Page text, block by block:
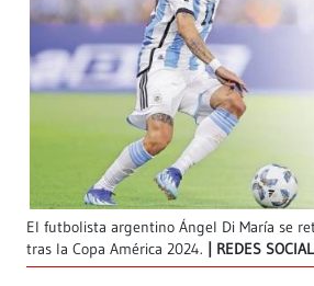
El futbolista argentino Ángel Di María se
tras la Copa América 2024.
REDES